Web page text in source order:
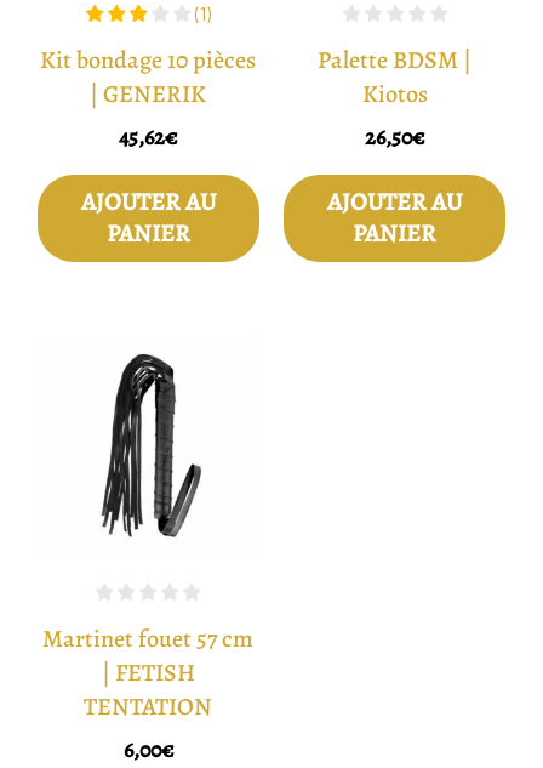
(1)
Kit bondage 10 pièces
| GENERIK
45,62€
AJOUTER AU
PANIER
Palette BDSM |
Kiotos
26,50€
AJOUTER AU
PANIER
Martinet fouet 57 cm
| FETISH
TENTATION
6,00€